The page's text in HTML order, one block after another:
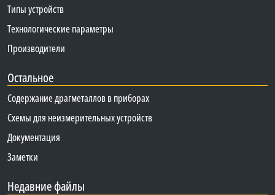
Типы устройств
Технологические параметры
Производители
Остальное
Содержание драгметаллов в приборах
Схемы для неизмерительных устройств
Документация
Заметки
Недавние файлы